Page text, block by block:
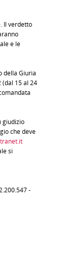
Il verdetto
e le
della Giuria
(dal 15 al 24
giudizio
che deve
si
-